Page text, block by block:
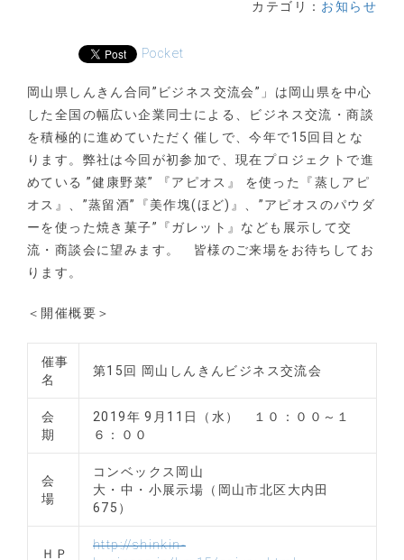
カテゴリ： お知らせ
Pocket
岡山県しんきん合同”ビジネス交流会”」は岡山県を中心
した全国の幅広い企業同士による、ビジネス交流・商談
を積極的に進めていただく催しで、今年で15回目とな
ります。弊社は今回が初参加で、現在プロジェクトで進
めている ”健康野菜” 『アピオス』 を使った『蒸しアピ
オス』、”蒸留酒”『美作塊(ほど)』、”アピオスのパウダ
ーを使った焼き菓子”『ガレット』なども展示して交
流・商談会に望みます。 皆様のご来場をお待ちしてお
ります。
＜開催概要＞
催事
名
第15回 岡山しんきんビジネス交流会
会
期
2019年 9月11日（水） １０：００～１
６：００
会
場
コンベックス岡山
大・中・小展示場（岡山市北区大内田
675）
ＨＰ
http://shinkin-